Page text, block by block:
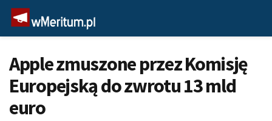
Apple zmuszone przez Komisję
Europejską do zwrotu 13 mld
euro